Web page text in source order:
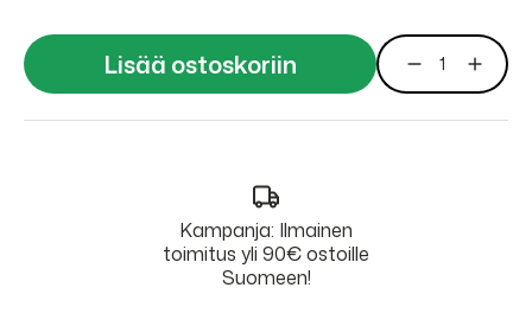
Lisää ostoskoriin
Kampanja: Ilmainen
toimitus yli 90€ ostoille
Suomeen!